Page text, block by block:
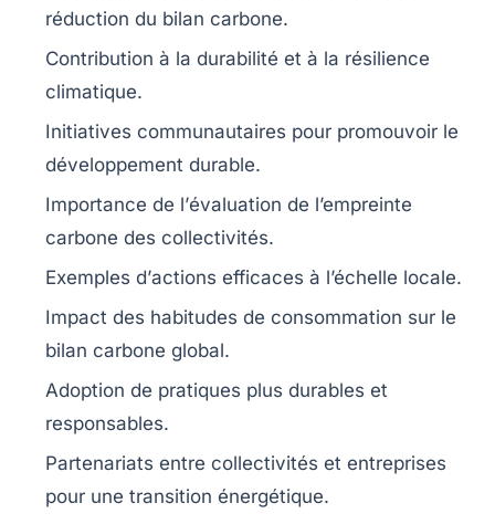
réduction du bilan carbone.
Contribution à la durabilité et à la résilience
climatique.
Initiatives communautaires pour promouvoir le
développement durable.
Importance de l’évaluation de l’empreinte
carbone des collectivités.
Exemples d’actions efficaces à l’échelle locale.
Impact des habitudes de consommation sur le
bilan carbone global.
Adoption de pratiques plus durables et
responsables.
Partenariats entre collectivités et entreprises
pour une transition énergétique.